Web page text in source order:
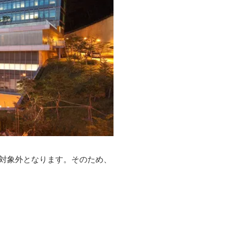
外となります。そのため、